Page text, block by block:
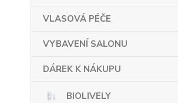
VLASOVÁ PÉČE
VYBAVENÍ SALONU
DÁREK K NÁKUPU
BIOLIVELY